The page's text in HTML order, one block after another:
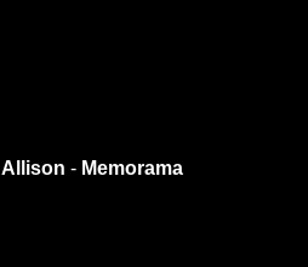
Allison - Memorama